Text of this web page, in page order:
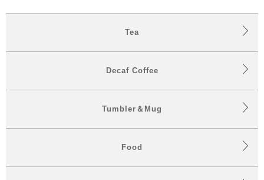
Tea
Decaf Coffee
Tumbler＆Mug
Food